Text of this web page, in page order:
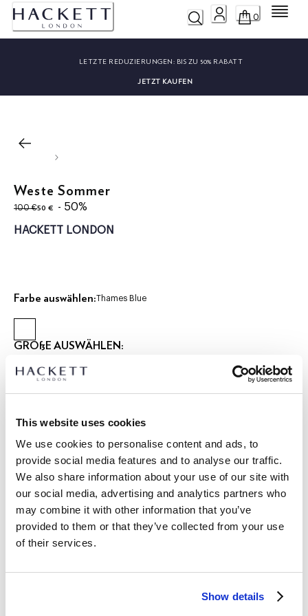
This website uses cookies
We use cookies to personalise content and ads, to
provide social media features and to analyse our traffic.
We also share information about your use of our site with
our social media, advertising and analytics partners who
may combine it with other information that you’ve
provided to them or that they’ve collected from your use
of their services.
Show details
0 Menü
LETZTE REDUZIERUNGEN: BIS ZU 50% RABATT
JETZT KAUFEN
Weste Sommer
100 €
ursprünglicher Preis 100 €
50 €
aktueller Preis 50 €
- 50%
HACKETT LONDON
Farbe auswählen: Thames Blue
GRÖßE AUSWÄHLEN:
2 JAHRE 3 JAHRE 11 JAHRE 13 JAHRE
ARTIKEL DETAILS
BESCHREIBUNG
HK4000013
- Farblich abgestimmte, gummierte Marken-Druckknöpfe
LIEFERUNG UND RÜCKGABE
FREE Click & Collect 4-5 Werktage